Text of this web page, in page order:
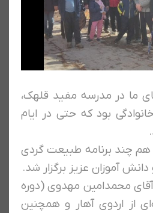
ما در مدرسه مفید قلهک،
بود که حتی در ایام
سال تحصیلی ۱۴۰۱ هم چند برنامه طبیعت گردی
آموزان عزیز برگزار شد.
محمدامین مهدوی (دوره
از اردوی آهار و همچنین